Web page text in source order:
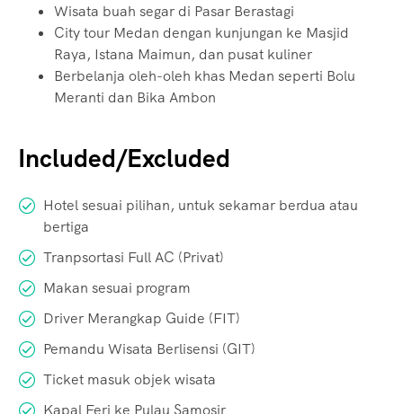
Wisata buah segar di Pasar Berastagi
City tour Medan dengan kunjungan ke Masjid
Raya, Istana Maimun, dan pusat kuliner
Berbelanja oleh-oleh khas Medan seperti Bolu
Meranti dan Bika Ambon
Included/Excluded
Hotel sesuai pilihan, untuk sekamar berdua atau
bertiga
Tranpsortasi Full AC (Privat)
Makan sesuai program
Driver Merangkap Guide (FIT)
Pemandu Wisata Berlisensi (GIT)
Ticket masuk objek wisata
Kapal Feri ke Pulau Samosir